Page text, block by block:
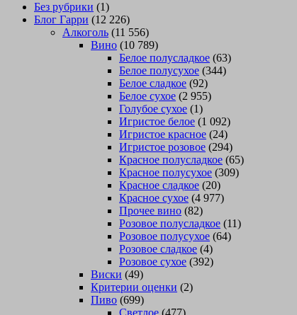
Без рубрики (1)
Блог Гарри (12 226)
Алкоголь (11 556)
Вино (10 789)
Белое полусладкое (63)
Белое полусухое (344)
Белое сладкое (92)
Белое сухое (2 955)
Голубое сухое (1)
Игристое белое (1 092)
Игристое красное (24)
Игристое розовое (294)
Красное полусладкое (65)
Красное полусухое (309)
Красное сладкое (20)
Красное сухое (4 977)
Прочее вино (82)
Розовое полусладкое (11)
Розовое полусухое (64)
Розовое сладкое (4)
Розовое сухое (392)
Виски (49)
Критерии оценки (2)
Пиво (699)